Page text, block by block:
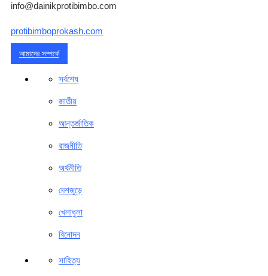
info@dainikprotibimbo.com
protibimboprokash.com
আমাদের সম্পর্কে
সর্বশেষ
জাতীয়
আন্তর্জাতিক
রাজনীতি
অর্থনীতি
দেশজুড়ে
খেলাধুলা
বিনোদন
সাহিত্য